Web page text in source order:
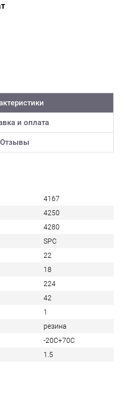
и оплата
Отзывы
4167
4250
4280
SPC
22
18
224
42
1
резина
-20С+70С
1.5